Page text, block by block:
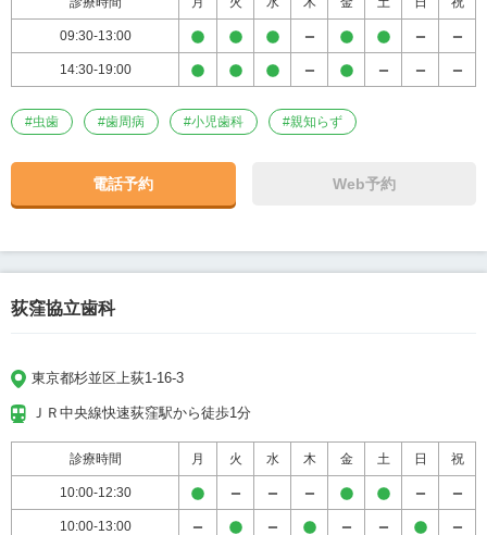
09:30-13:00
14:30-19:00
#虫歯 #歯周病 #小児歯科 #親知らず
電話予約 Web予約
荻窪協立歯科
東京都杉並区上荻1-16-3
ＪＲ中央線快速荻窪駅から徒歩1分
診療時間 月 火 水 木 金 土 日 祝
10:00-12:30
10:00-13:00